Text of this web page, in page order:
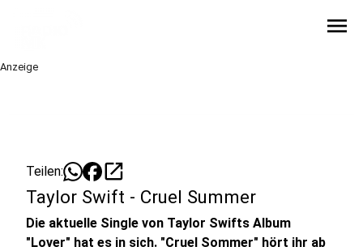
menu
Anzeige
Teilen: open_in_new
Taylor Swift - Cruel Summer
Die aktuelle Single von Taylor Swifts Album
"Lover" hat es in sich. "Cruel Sommer" hört ihr ab